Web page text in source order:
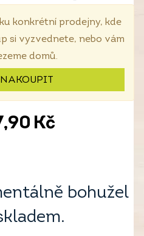
konkrétní prodejny, kde
si vyzvednete, nebo vám
domů.
Kč
bohužel